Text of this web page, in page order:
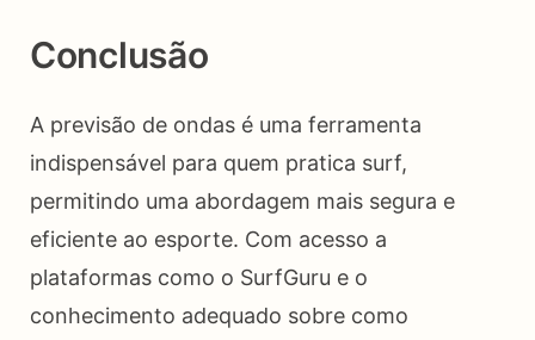
Conclusão
A previsão de ondas é uma ferramenta
indispensável para quem pratica surf,
permitindo uma abordagem mais segura e
eficiente ao esporte. Com acesso a
plataformas como o SurfGuru e o
conhecimento adequado sobre como